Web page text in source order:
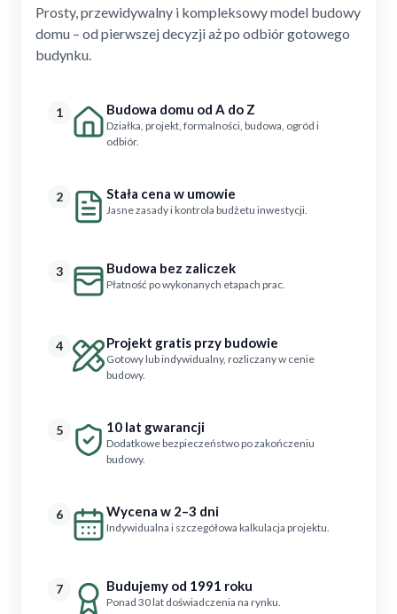
Prosty, przewidywalny i kompleksowy model budowy
domu – od pierwszej decyzji aż po odbiór gotowego
budynku.
1 Budowa domu od A do Z
Działka, projekt, formalności, budowa, ogród i
odbiór.
2 Stała cena w umowie
Jasne zasady i kontrola budżetu inwestycji.
3 Budowa bez zaliczek
Płatność po wykonanych etapach prac.
4 Projekt gratis przy budowie
Gotowy lub indywidualny, rozliczany w cenie
budowy.
5 10 lat gwarancji
Dodatkowe bezpieczeństwo po zakończeniu
budowy.
6 Wycena w 2–3 dni
Indywidualna i szczegółowa kalkulacja projektu.
7 Budujemy od 1991 roku
Ponad 30 lat doświadczenia na rynku.